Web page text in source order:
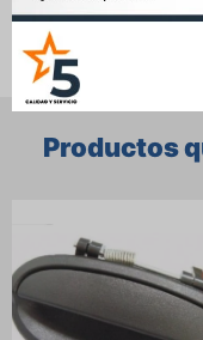
Productos